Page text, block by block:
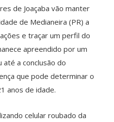
de Joaçaba vão manter
de Medianeira (PR) a
e traçar um perfil do
apreendido por um
a conclusão do
que pode determinar o
anos de idade.
celular roubado da